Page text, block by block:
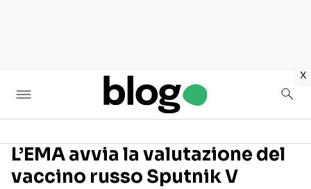
x
Seguici sui social
L’EMA avvia la valutazione del
vaccino russo Sputnik V